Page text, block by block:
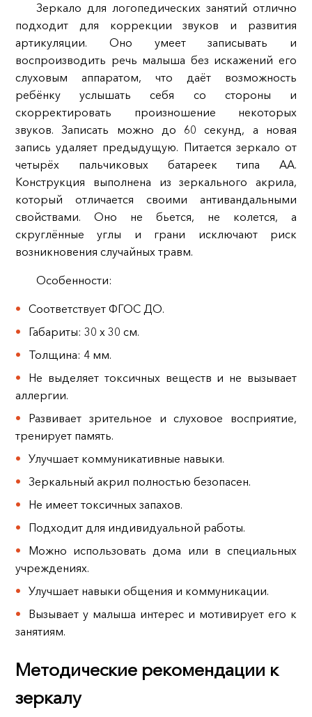
Зеркало для логопедических занятий отлично
подходит для коррекции звуков и развития
артикуляции. Оно умеет записывать и
воспроизводить речь малыша без искажений его
слуховым аппаратом, что даёт возможность
ребёнку услышать себя со стороны и
скорректировать произношение некоторых
звуков. Записать можно до 60 секунд, а новая
запись удаляет предыдущую. Питается зеркало от
четырёх пальчиковых батареек типа АА.
Конструкция выполнена из зеркального акрила,
который отличается своими антивандальными
свойствами. Оно не бьется, не колется, а
скруглённые углы и грани исключают риск
возникновения случайных травм.
Особенности:
Соответствует ФГОС ДО.
Габариты: 30 х 30 см.
Толщина: 4 мм.
Не выделяет токсичных веществ и не вызывает
аллергии.
Развивает зрительное и слуховое восприятие,
тренирует память.
Улучшает коммуникативные навыки.
Зеркальный акрил полностью безопасен.
Не имеет токсичных запахов.
Подходит для индивидуальной работы.
Можно использовать дома или в специальных
учреждениях.
Улучшает навыки общения и коммуникации.
Вызывает у малыша интерес и мотивирует его к
занятиям.
Методические рекомендации к
зеркалу